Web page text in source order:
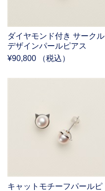
ダイヤモンド付き サークル
デザインパールピアス
¥90,800 （税込）
キャットモチーフパールピ